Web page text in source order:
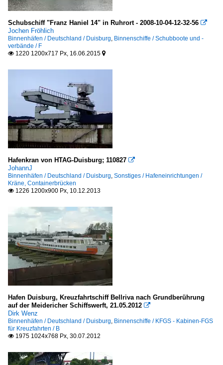
Schubschiff "Franz Haniel 14" in Ruhrort - 2008-10-04-12-32-56 
Jochen Fröhlich
Binnenhäfen / Deutschland / Duisburg, Binnenschiffe / Schubboote und -
verbände / F
 1220 1200x717 Px, 16.06.2015 
Hafenkran von HTAG-Duisburg; 110827 
JohannJ
Binnenhäfen / Deutschland / Duisburg, Sonstiges / Hafeneinrichtungen /
Kräne, Containerbrücken
 1226 1200x900 Px, 10.12.2013
Hafen Duisburg, Kreuzfahrtschiff Bellriva nach Grundberührung
auf der Meidericher Schiffswerft, 21.05.2012 
Dirk Wenz
Binnenhäfen / Deutschland / Duisburg, Binnenschiffe / KFGS - Kabinen-FGS
für Kreuzfahrten / B
 1975 1024x768 Px, 30.07.2012